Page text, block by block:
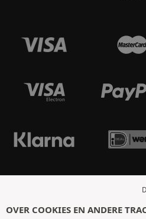
OVER COOKIES EN ANDERE